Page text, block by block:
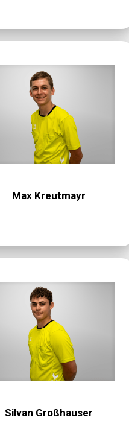
Max Kreutmayr
Silvan Großhauser